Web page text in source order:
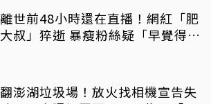
離世前48小時還在直播！網紅「肥
大叔」猝逝 暴瘦粉絲疑「早覺得不
翻澎湖垃圾場！放火找相機宣告失